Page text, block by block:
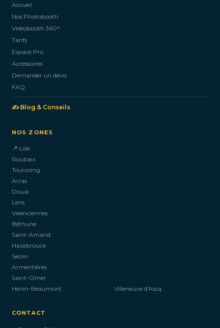
Accueil
Nos Photobooth
Vidéobooth 360°
Tarifs
Espace Pro
Accessoires
Demander un devis
FAQ
✍️ Blog & Conseils
NOS ZONES
📍 Lille
Roubaix
Tourcoing
Arras
Douai
Lens
Valenciennes
Béthune
Saint-Amand
Hazebrouck
Seclin
Armentières
Saint-Omer
Hénin-Beaumont
Villeneuve d'Ascq
CONTACT